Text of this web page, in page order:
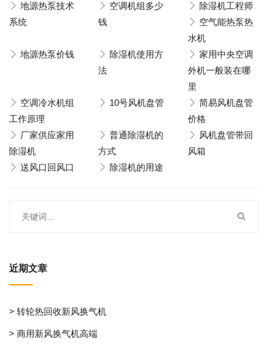
地源热泵技术
系统
空调机组多少
钱
除湿机工程师
空气能热泵热
水机
地源热泵价钱
除湿机使用方
法
家用中央空调
外机一般装在哪
里
空调冷水机组
工作原理
10号风机盘管
简易风机盘管
价格
厂家供应家用
除湿机
普通除湿机的
方式
风机盘管带回
风箱
送风口回风口
除湿机的用途
近期文章
> 转轮热回收新风换气机
> 商用新风换气机高端